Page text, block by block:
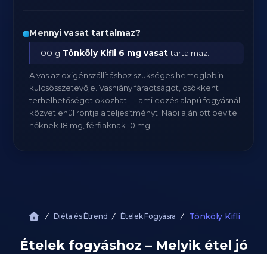
Mennyi vasat tartalmaz?
100 g Tönköly Kifli 6 mg vasattartalmaz.
A vas az oxigénszállításhoz szükséges hemoglobin
kulcsösszetevője. Vashiány fáradtságot, csökkent
terhelhetőséget okozhat — ami edzés alapú fogyásnál
közvetlenül rontja a teljesítményt. Napi ajánlott bevitel:
nőknek 18 mg, férfiaknak 10 mg.
Diéta és Étrend Ételek Fogyásra Tönköly Kifli
Ételek fogyáshoz – Melyik étel jó